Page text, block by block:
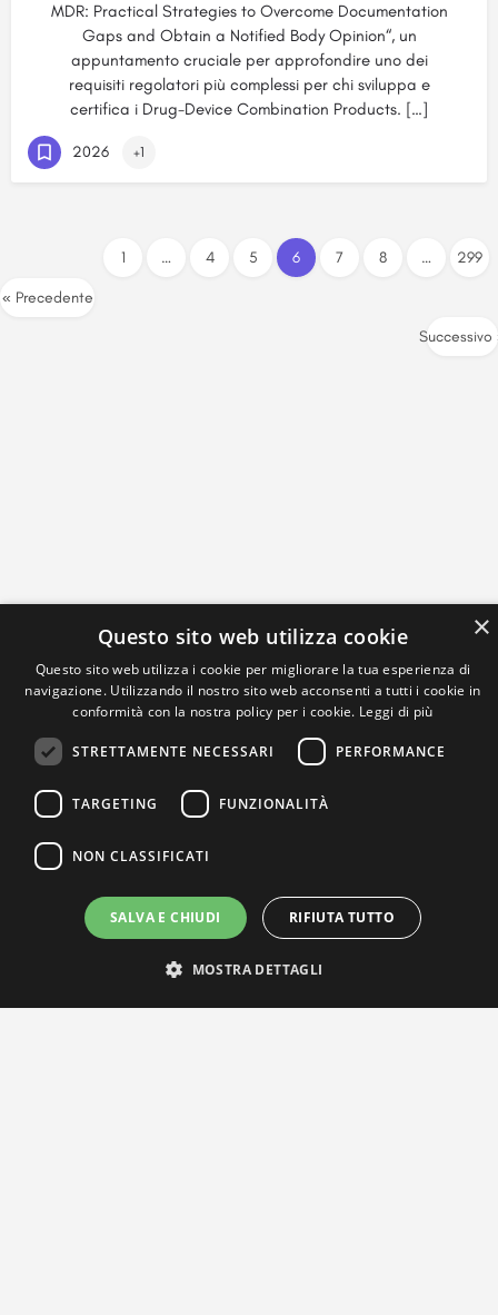
MDR: Practical Strategies to Overcome Documentation
Gaps and Obtain a Notified Body Opinion“, un
appuntamento cruciale per approfondire uno dei
requisiti regolatori più complessi per chi sviluppa e
certifica i Drug-Device Combination Products. […]
2026 +1
« Precedente
1 … 4 5 6 7 8 … 299
Successivo
×
Questo sito web utilizza cookie
Questo sito web utilizza i cookie per migliorare la tua esperienza di
navigazione. Utilizzando il nostro sito web acconsenti a tutti i cookie in
conformità con la nostra policy per i cookie. Leggi di più
STRETTAMENTE NECESSARI PERFORMANCE
TARGETING FUNZIONALITÀ
NON CLASSIFICATI
SALVA E CHIUDI RIFIUTA TUTTO
MOSTRA DETTAGLI